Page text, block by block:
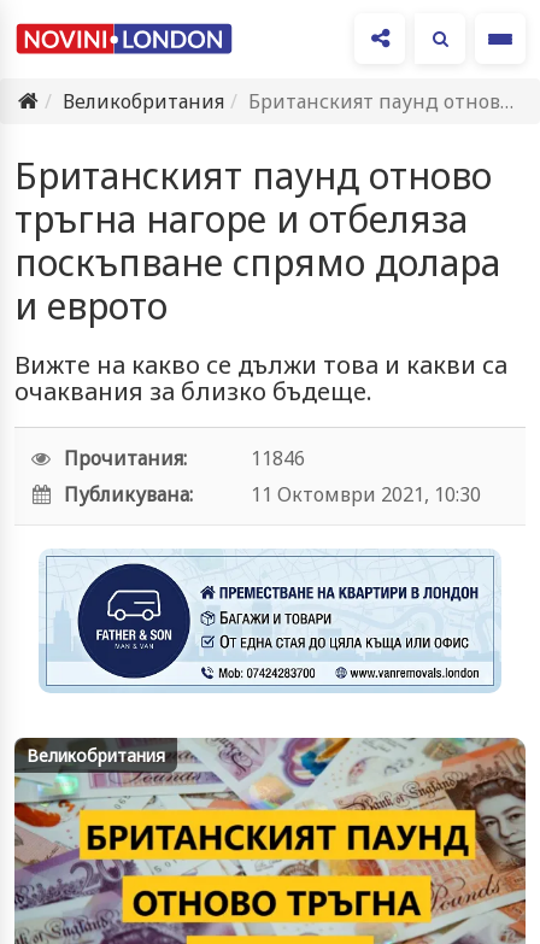
Великобритания
Британският паунд отново тръгна нагоре и отбеляза поскъпване спрямо долара…
Британският паунд отново
тръгна нагоре и отбеляза
поскъпване спрямо долара
и еврото
Вижте на какво се дължи това и какви са
очаквания за близко бъдеще.
Прочитания:
11846
Публикувана:
11 Октомври 2021, 10:30
Великобритания